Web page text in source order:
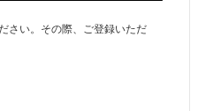
さい。その際、ご登録いただ